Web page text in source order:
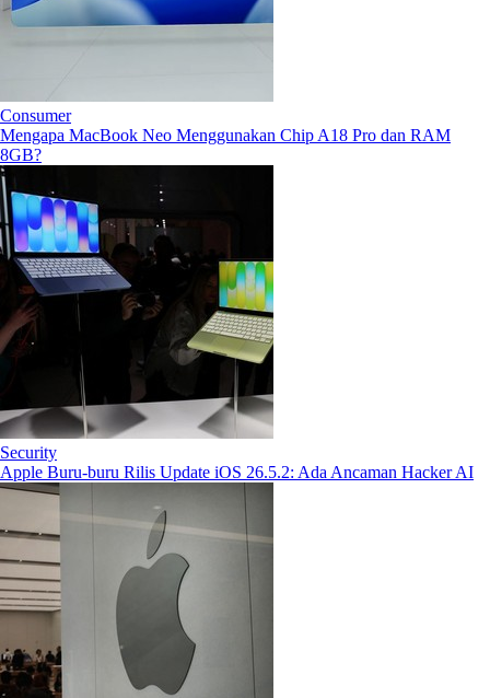
Consumer
Mengapa MacBook Neo Menggunakan Chip A18 Pro dan RAM
8GB?
Security
Apple Buru-buru Rilis Update iOS 26.5.2: Ada Ancaman Hacker AI